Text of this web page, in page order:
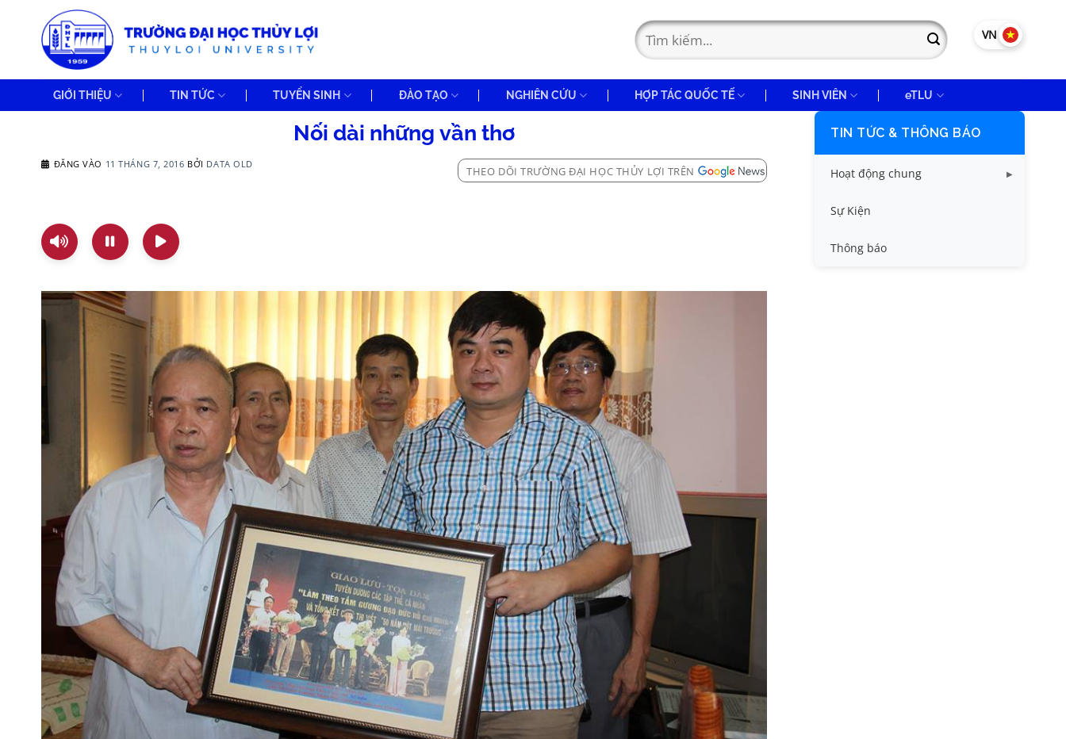
VN EN
GIỚI THIỆU TIN TỨC TUYỂN SINH ĐÀO TẠO NGHIÊN CỨU HỢP TÁC QUỐC TẾ SINH VIÊN eTLU
Nối dài những vần thơ
ĐĂNG VÀO 11 THÁNG 7, 2016 BỞI DATA OLD
THEO DÕI TRƯỜNG ĐẠI HỌC THỦY LỢI TRÊN
TIN TỨC & THÔNG BÁO
Hoạt động chung
Tin công tác sinh viên
Tin đào tạo
Sự Kiện
Thông báo